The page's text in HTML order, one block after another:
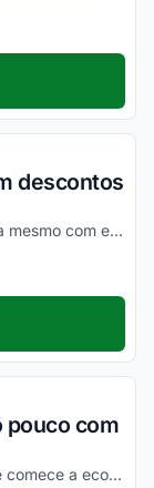
descontos
Não fique de fora dessa e economize agora mesmo com esta promoção incrível!
pouco com
Aproveite todos os descontos disponíveis e comece a economizar agora mesmo!